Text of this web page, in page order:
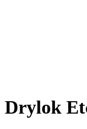
Drylok